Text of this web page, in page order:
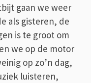
gaan we weer
als gisteren, de
is te groot om
we op de motor
op zo’n dag,
luisteren,